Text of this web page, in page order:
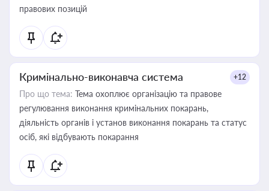
правових позицій
Кримінально-виконавча система +12
Про що тема: Тема охоплює організацію та правове
регулювання виконання кримінальних покарань,
діяльність органів і установ виконання покарань та статус
осіб, які відбувають покарання